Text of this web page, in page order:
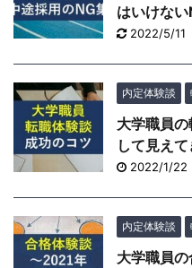
はいけな
2022/5/11
内定体験談
大学職員
して見え
2022/1/22
内定体験談
大学職員